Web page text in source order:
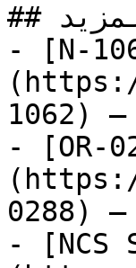
## اكتشف المزيد
- [N-
1062)
- [OR-
0288) —
- [NCS